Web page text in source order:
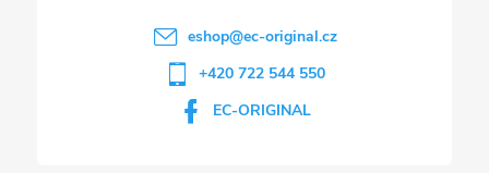
eshop@ec-original.cz
+420 722 544 550
EC-ORIGINAL